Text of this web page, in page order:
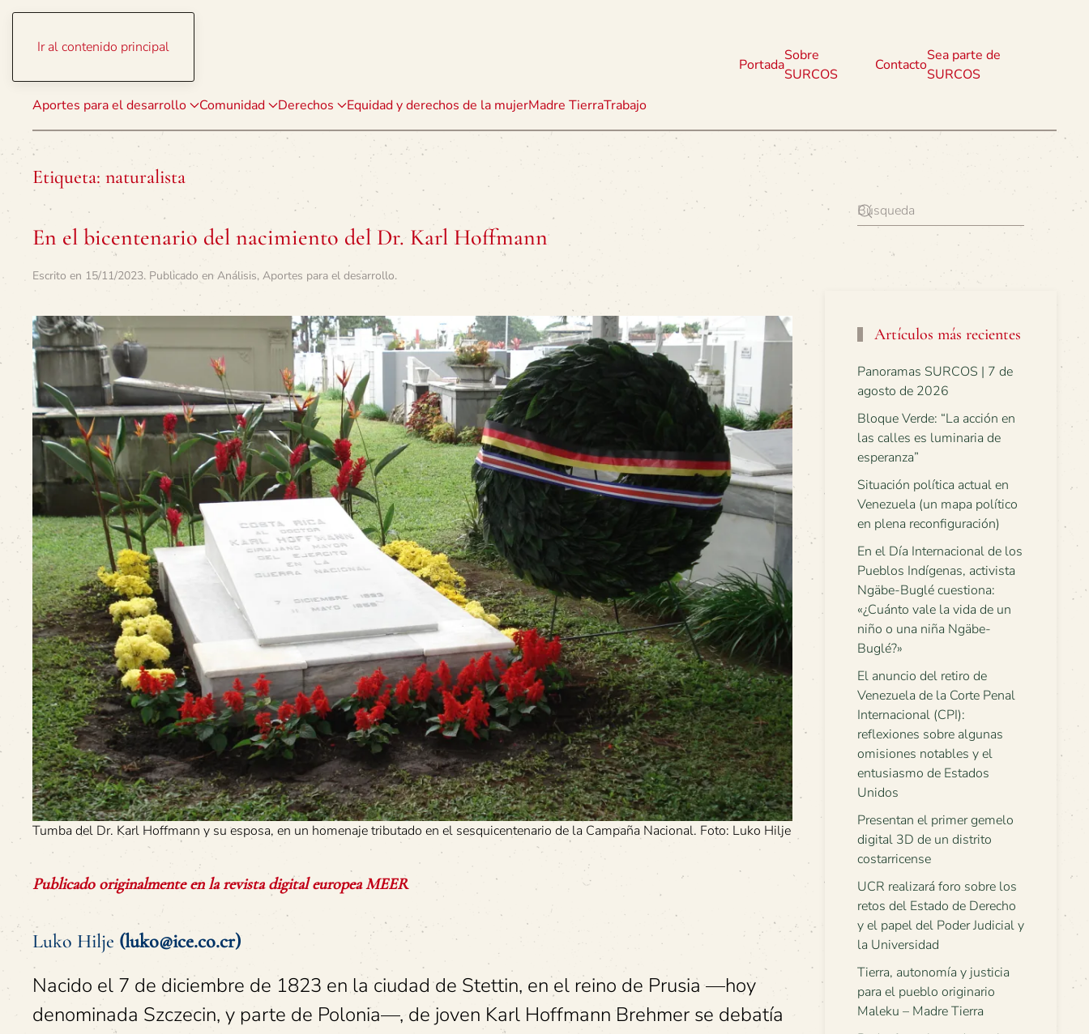
Ir al contenido principal
Aportes para el desarrollo Comunidad Derechos Equidad y derechos de la mujerMadre TierraTrabajo
Portada
Sobre
SURCOS
Contacto
Sea parte de
SURCOS
Etiqueta: naturalista
En el bicentenario del nacimiento del Dr. Karl Hoffmann
Escrito en 15/11/2023. Publicado en Análisis, Aportes para el desarrollo.
Tumba del Dr. Karl Hoffmann y su esposa, en un homenaje tributado en el sesquicentenario de la Campaña Nacional. Foto: Luko Hilje
Publicado originalmente en la revista digital europea MEER
Luko Hilje (luko@ice.co.cr)
Nacido el 7 de diciembre de 1823 en la ciudad de Stettin, en el reino de Prusia —hoy
denominada Szczecin, y parte de Polonia—, de joven Karl Hoffmann Brehmer se debatía
Artículos más recientes
Panoramas SURCOS | 7 de
agosto de 2026
Bloque Verde: “La acción en
las calles es luminaria de
esperanza”
Situación política actual en
Venezuela (un mapa político
en plena reconfiguración)
En el Día Internacional de los
Pueblos Indígenas, activista
Ngäbe-Buglé cuestiona:
«¿Cuánto vale la vida de un
niño o una niña Ngäbe-
Buglé?»
El anuncio del retiro de
Venezuela de la Corte Penal
Internacional (CPI):
reflexiones sobre algunas
omisiones notables y el
entusiasmo de Estados
Unidos
Presentan el primer gemelo
digital 3D de un distrito
costarricense
UCR realizará foro sobre los
retos del Estado de Derecho
y el papel del Poder Judicial y
la Universidad
Tierra, autonomía y justicia
para el pueblo originario
Maleku – Madre Tierra